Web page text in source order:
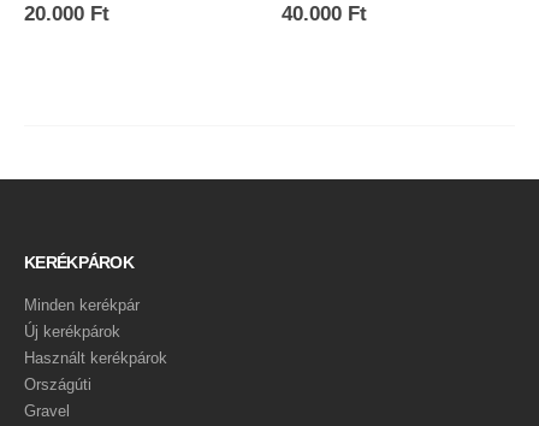
20.000 Ft 40.000 Ft
KERÉKPÁROK
Minden kerékpár
Új kerékpárok
Használt kerékpárok
Országúti
Gravel